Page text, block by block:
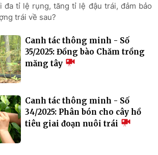
đa tỉ lệ rụng, tăng tỉ lệ đậu trái, đảm bảo
trái về sau?
Canh tác thông minh - Số
35/2025: Đồng bào Chăm trồng
măng tây
Canh tác thông minh - Số
34/2025: Phân bón cho cây hồ
tiêu giai đoạn nuôi trái